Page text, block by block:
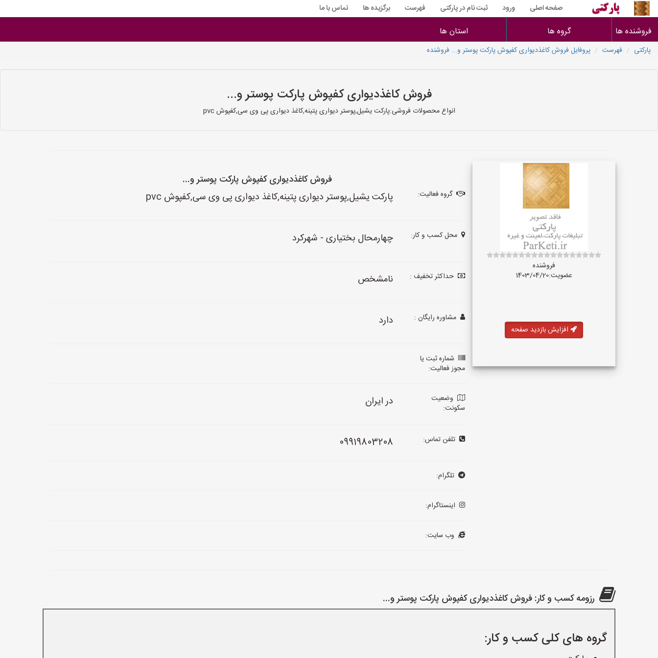
صفحه اصلی ورود ثبت نام در پارکتی فهرست برگزیده ها تماس با ما
فروشنده ها گروه ها استان ها
پارکتی فهرست پروفایل فروش کاغذدیواری کفپوش پارکت پوستر و... فروشنده
فروش کاغذدیواری کفپوش پارکت پوستر و...
انواع محصولات فروشی:پارکت یشیل,پوستر دیواری پتینه,کاغذ دیواری پی وی سی,کفپوش pvc
فروشنده
عضویت:1403/04/20
افزایش بازدید صفحه
فروش کاغذدیواری کفپوش پارکت پوستر و...
گروه فعالیت: پارکت یشیل,پوستر دیواری پتینه,کاغذ دیواری پی وی سی,کفپوش pvc
محل کسب و کار: چهارمحال بختیاری - شهرکرد
حداکثر تخفیف : نامشخص
مشاوره رایگان : دارد
شماره ثبت یا
مجوز فعالیت:
وضعیت
سکونت:
در ایران
تلفن تماس: 09919803208
تلگرام:
اینستاگرام:
وب سایت:
رزومه کسب و کار: فروش کاغذدیواری کفپوش پارکت پوستر و...
گروه های کلی کسب و کار: